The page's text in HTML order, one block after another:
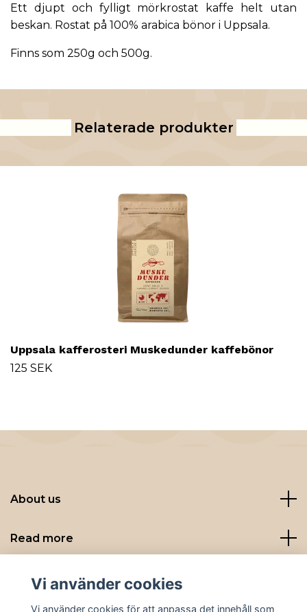
Ett djupt och fylligt mörkrostat kaffe helt utan
beskan. Rostat på 100% arabica bönor i Uppsala.
Finns som 250g och 500g.
Relaterade produkter
Uppsala kafferosteri Muskedunder kaffebönor
125 SEK
About us
Read more
Sociala medier
Vi använder cookies
Vi använder cookies för att anpassa det innehåll som